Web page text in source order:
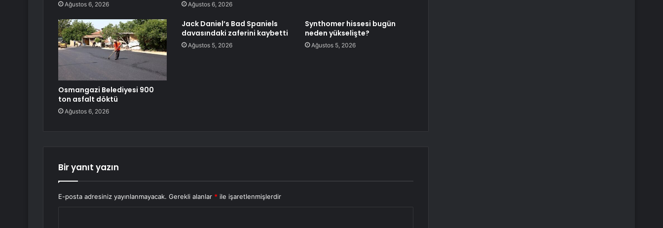
Ağustos 6, 2026 Ağustos 6, 2026
Osmangazi Belediyesi 900
ton asfalt döktü
Ağustos 6, 2026
Jack Daniel’s Bad Spaniels
davasındaki zaferini kaybetti
Ağustos 5, 2026
Synthomer hissesi bugün
neden yükselişte?
Ağustos 5, 2026
Bir yanıt yazın
E-posta adresiniz yayınlanmayacak. Gerekli alanlar * ile işaretlenmişlerdir